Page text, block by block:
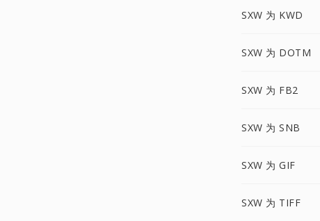
SXW 为 KWD
SXW 为 DOTM
SXW 为 FB2
SXW 为 SNB
SXW 为 GIF
SXW 为 TIFF